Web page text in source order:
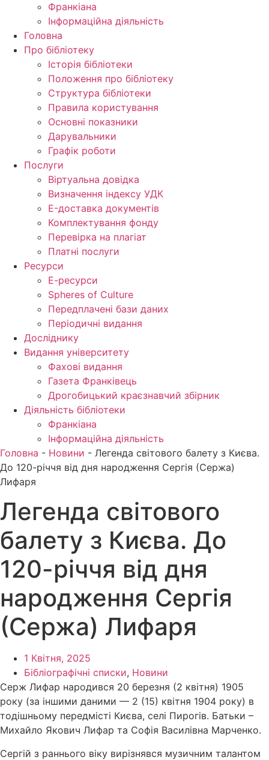
Франкіана
Інформаційна діяльність
Головна
Про бібліотеку
Історія бібліотеки
Положення про бібліотеку
Структура бібліотеки
Правила користування
Основні показники
Дарувальники
Графік роботи
Послуги
Віртуальна довідка
Визначення індексу УДК
E-доставка документів
Комплектування фонду
Перевірка на плагіат
Платні послуги
Ресурси
Е-ресурси
Spheres of Culture
Передплачені бази даних
Періодичні видання
Досліднику
Видання університету
Фахові видання
Газета Франківець
Дрогобицький краєзнавчий збірник
Діяльність бібліотеки
Франкіана
Інформаційна діяльність
Головна - Новини - Легенда світового балету з Києва.
До 120-річчя від дня народження Сергія (Сержа)
Лифаря
Легенда світового
балету з Києва. До
120-річчя від дня
народження Сергія
(Сержа) Лифаря
1 Квітня, 2025
Бібліографічні списки, Новини
Серж Лифар народився 20 березня (2 квітня) 1905
року (за іншими даними — 2 (15) квітня 1904 року) в
тодішньому передмісті Києва, селі Пирогів. Батьки –
Михайло Якович Лифар та Софія Василівна Марченко.
Сергій з раннього віку вирізнявся музичним талантом